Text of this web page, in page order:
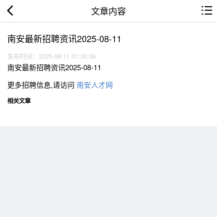
文章内容
南安最新招聘资讯2025-08-11
发布时间：2025-08-11 01:30:06
南安最新招聘资讯2025-08-11
更多招聘信息,请访问 南安人才网
相关文章